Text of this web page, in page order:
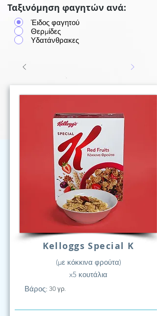
Ταξινόμηση φαγητών ανά:
Έιδος φαγητού
Θερμίδες
Υδατάνθρακες
Kelloggs Special K
(με κόκκινα φρούτα)
x5 κουτάλια
Βάρος: 30 γρ.